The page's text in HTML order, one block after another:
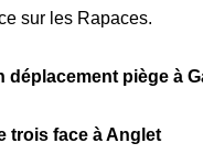
sur les Rapaces.
piège à
trois face à Anglet